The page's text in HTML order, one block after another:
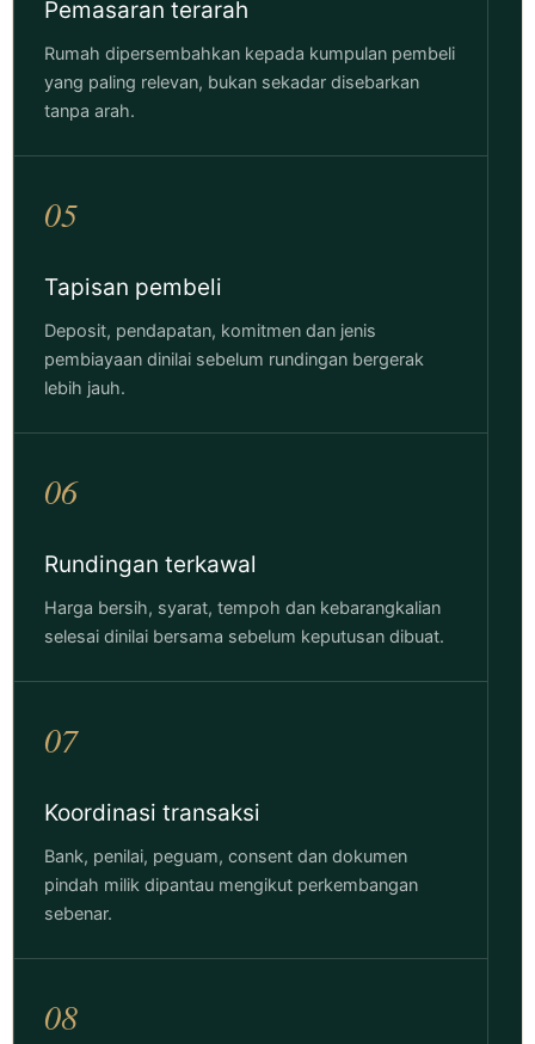
Pemasaran terarah
Rumah dipersembahkan kepada kumpulan pembeli
yang paling relevan, bukan sekadar disebarkan
tanpa arah.
05
Tapisan pembeli
Deposit, pendapatan, komitmen dan jenis
pembiayaan dinilai sebelum rundingan bergerak
lebih jauh.
06
Rundingan terkawal
Harga bersih, syarat, tempoh dan kebarangkalian
selesai dinilai bersama sebelum keputusan dibuat.
07
Koordinasi transaksi
Bank, penilai, peguam, consent dan dokumen
pindah milik dipantau mengikut perkembangan
sebenar.
08